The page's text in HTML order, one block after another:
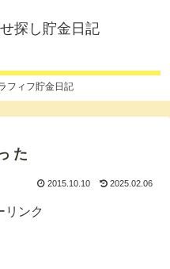
探し貯金日記
フィフ貯金日記
た
2015.10.10 2025.02.06
リンク